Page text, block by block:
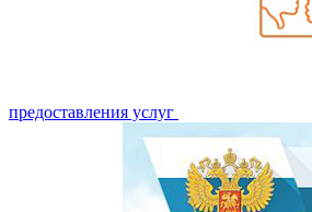
предоставления услуг